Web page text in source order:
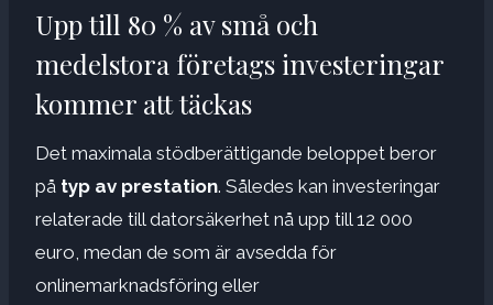
Upp till 80 % av små och
medelstora företags investeringar
kommer att täckas
Det maximala stödberättigande beloppet beror
på typ av prestation. Således kan investeringar
relaterade till datorsäkerhet nå upp till 12 000
euro, medan de som är avsedda för
onlinemarknadsföring eller